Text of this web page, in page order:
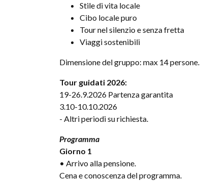
Stile di vita locale
Cibo locale puro
Tour nel silenzio e senza fretta
Viaggi sostenibili
Dimensione del gruppo: max 14 persone.
Tour guidati 2026:
19-26.9.2026 Partenza garantita
3.10-10.10.2026
- Altri periodi su richiesta.
Programma
Giorno 1
• Arrivo alla pensione.
Cena e conoscenza del programma.